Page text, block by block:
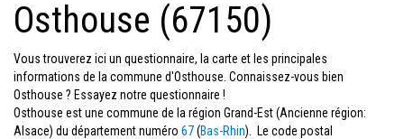
Osthouse (67150)
Vous trouverez ici un questionnaire, la carte et les principales
informations de la commune d'Osthouse. Connaissez-vous bien
Osthouse ? Essayez notre questionnaire !
Osthouse est une commune de la région Grand-Est (Ancienne région:
Alsace) du département numéro 67(Bas-Rhin). Le code postal